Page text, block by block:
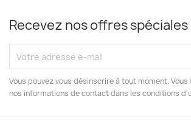
Recevez nos offres spéciales
Vous pouvez vous désinscrire à tout moment.
nos informations de contact dans les conditions